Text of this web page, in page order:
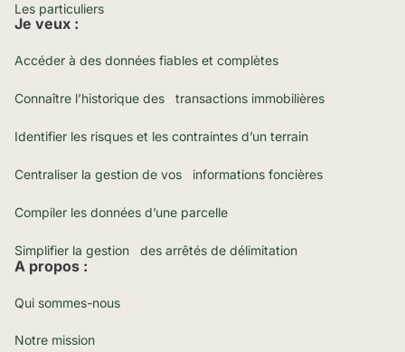
Les particuliers
Je veux :
Accéder à des données fiables et complètes
Connaître l’historique des transactions immobilières
Identifier les risques et les contraintes d’un terrain
Centraliser la gestion de vos informations foncières
Compiler les données d’une parcelle
Simplifier la gestion des arrêtés de délimitation
A propos :
Qui sommes-nous
Notre mission